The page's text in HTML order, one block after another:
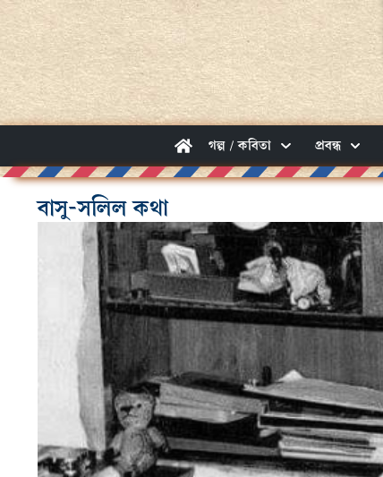
গল্প / কবিতা প্রবন্ধ
বাসু-সলিল কথা